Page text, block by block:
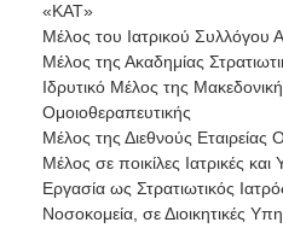
«ΚΑΤ»
Μέλος του Ιατρικού
Μέλος της Ακαδημίας
Ιδρυτικό Μέλος της
Ομοιοθεραπευτικής
Μέλος της Διεθνούς Εταιρείας
Μέλος σε ποικίλες Ιατρικές και
Εργασία ως Στρατιωτικός
Νοσοκομεία, σε Διοικητικές